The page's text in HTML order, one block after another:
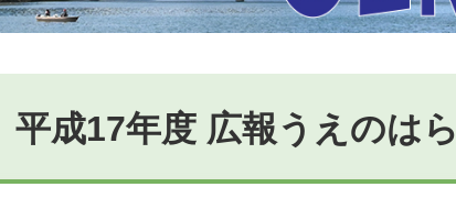
平成17年度 広報うえのはら